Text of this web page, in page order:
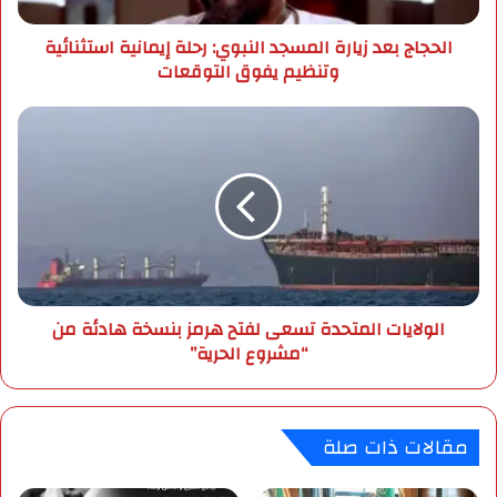
ر
د
ر
ج
ا
و
ر
ح
الحجاج بعد زيارة المسجد النبوي: رحلة إيمانية استثنائية
وتنظيم يفوق التوقعات
ا
ي
ا
ا
ت
س
الولايات المتحدة تسعى لفتح هرمز بنسخة هادئة من
“مشروع الحرية”
مقالات ذات صلة